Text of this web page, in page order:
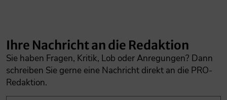
Ihre Nachricht an die Redaktion
Sie haben Fragen, Kritik, Lob oder Anregungen? Dann
schreiben Sie gerne eine Nachricht direkt an die PRO-
Redaktion.